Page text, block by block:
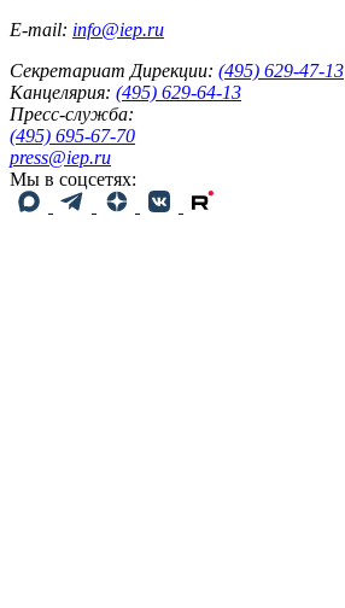
E-mail: info@iep.ru
Секретариат Дирекции: (495) 629-47-13
Канцелярия: (495) 629-64-13
Пресс-служба:
(495) 695-67-70
press@iep.ru
Мы в соцсетях: